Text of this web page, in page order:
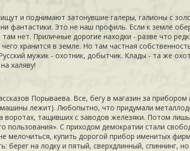
и поднимают затонувшие галеры, галионы с
фантастики. Это не наш профиль. Если к земле
нет. Приличные дорогие находки - разве что
хранится в земле. Но там частная
мужик - охотник, добытчик. Клады - та же
халяву!
Порываева. Все, бегу в магазин за
лежит). Любопытно, что придумали
воротах, тащивших с заводов железяки. Потом
пользования». С приходом демократии стали
мелочиться, купить дорогой прибор именитых
берег на лодку и пятый, сверхдлинный, спиннинг,